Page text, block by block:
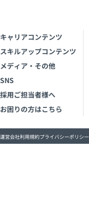
キャリアコンテンツ
スキルアップコンテンツ
メディア・その他
SNS
採用ご担当者様へ
お困りの方はこちら
運営会社利用規約プライバシーポリシー